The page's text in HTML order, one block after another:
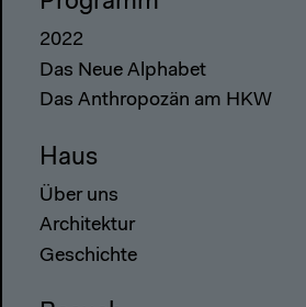
2022
Das Neue Alphabet
Das Anthropozän am HKW
Haus
Über uns
Architektur
Geschichte